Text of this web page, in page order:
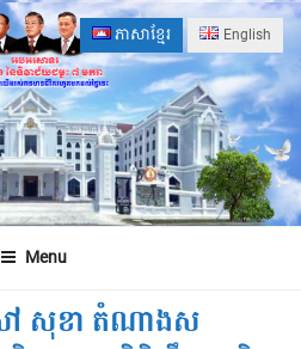
ភាសាខ្មែរ English
Menu
ៅ សុខា តំណាងស